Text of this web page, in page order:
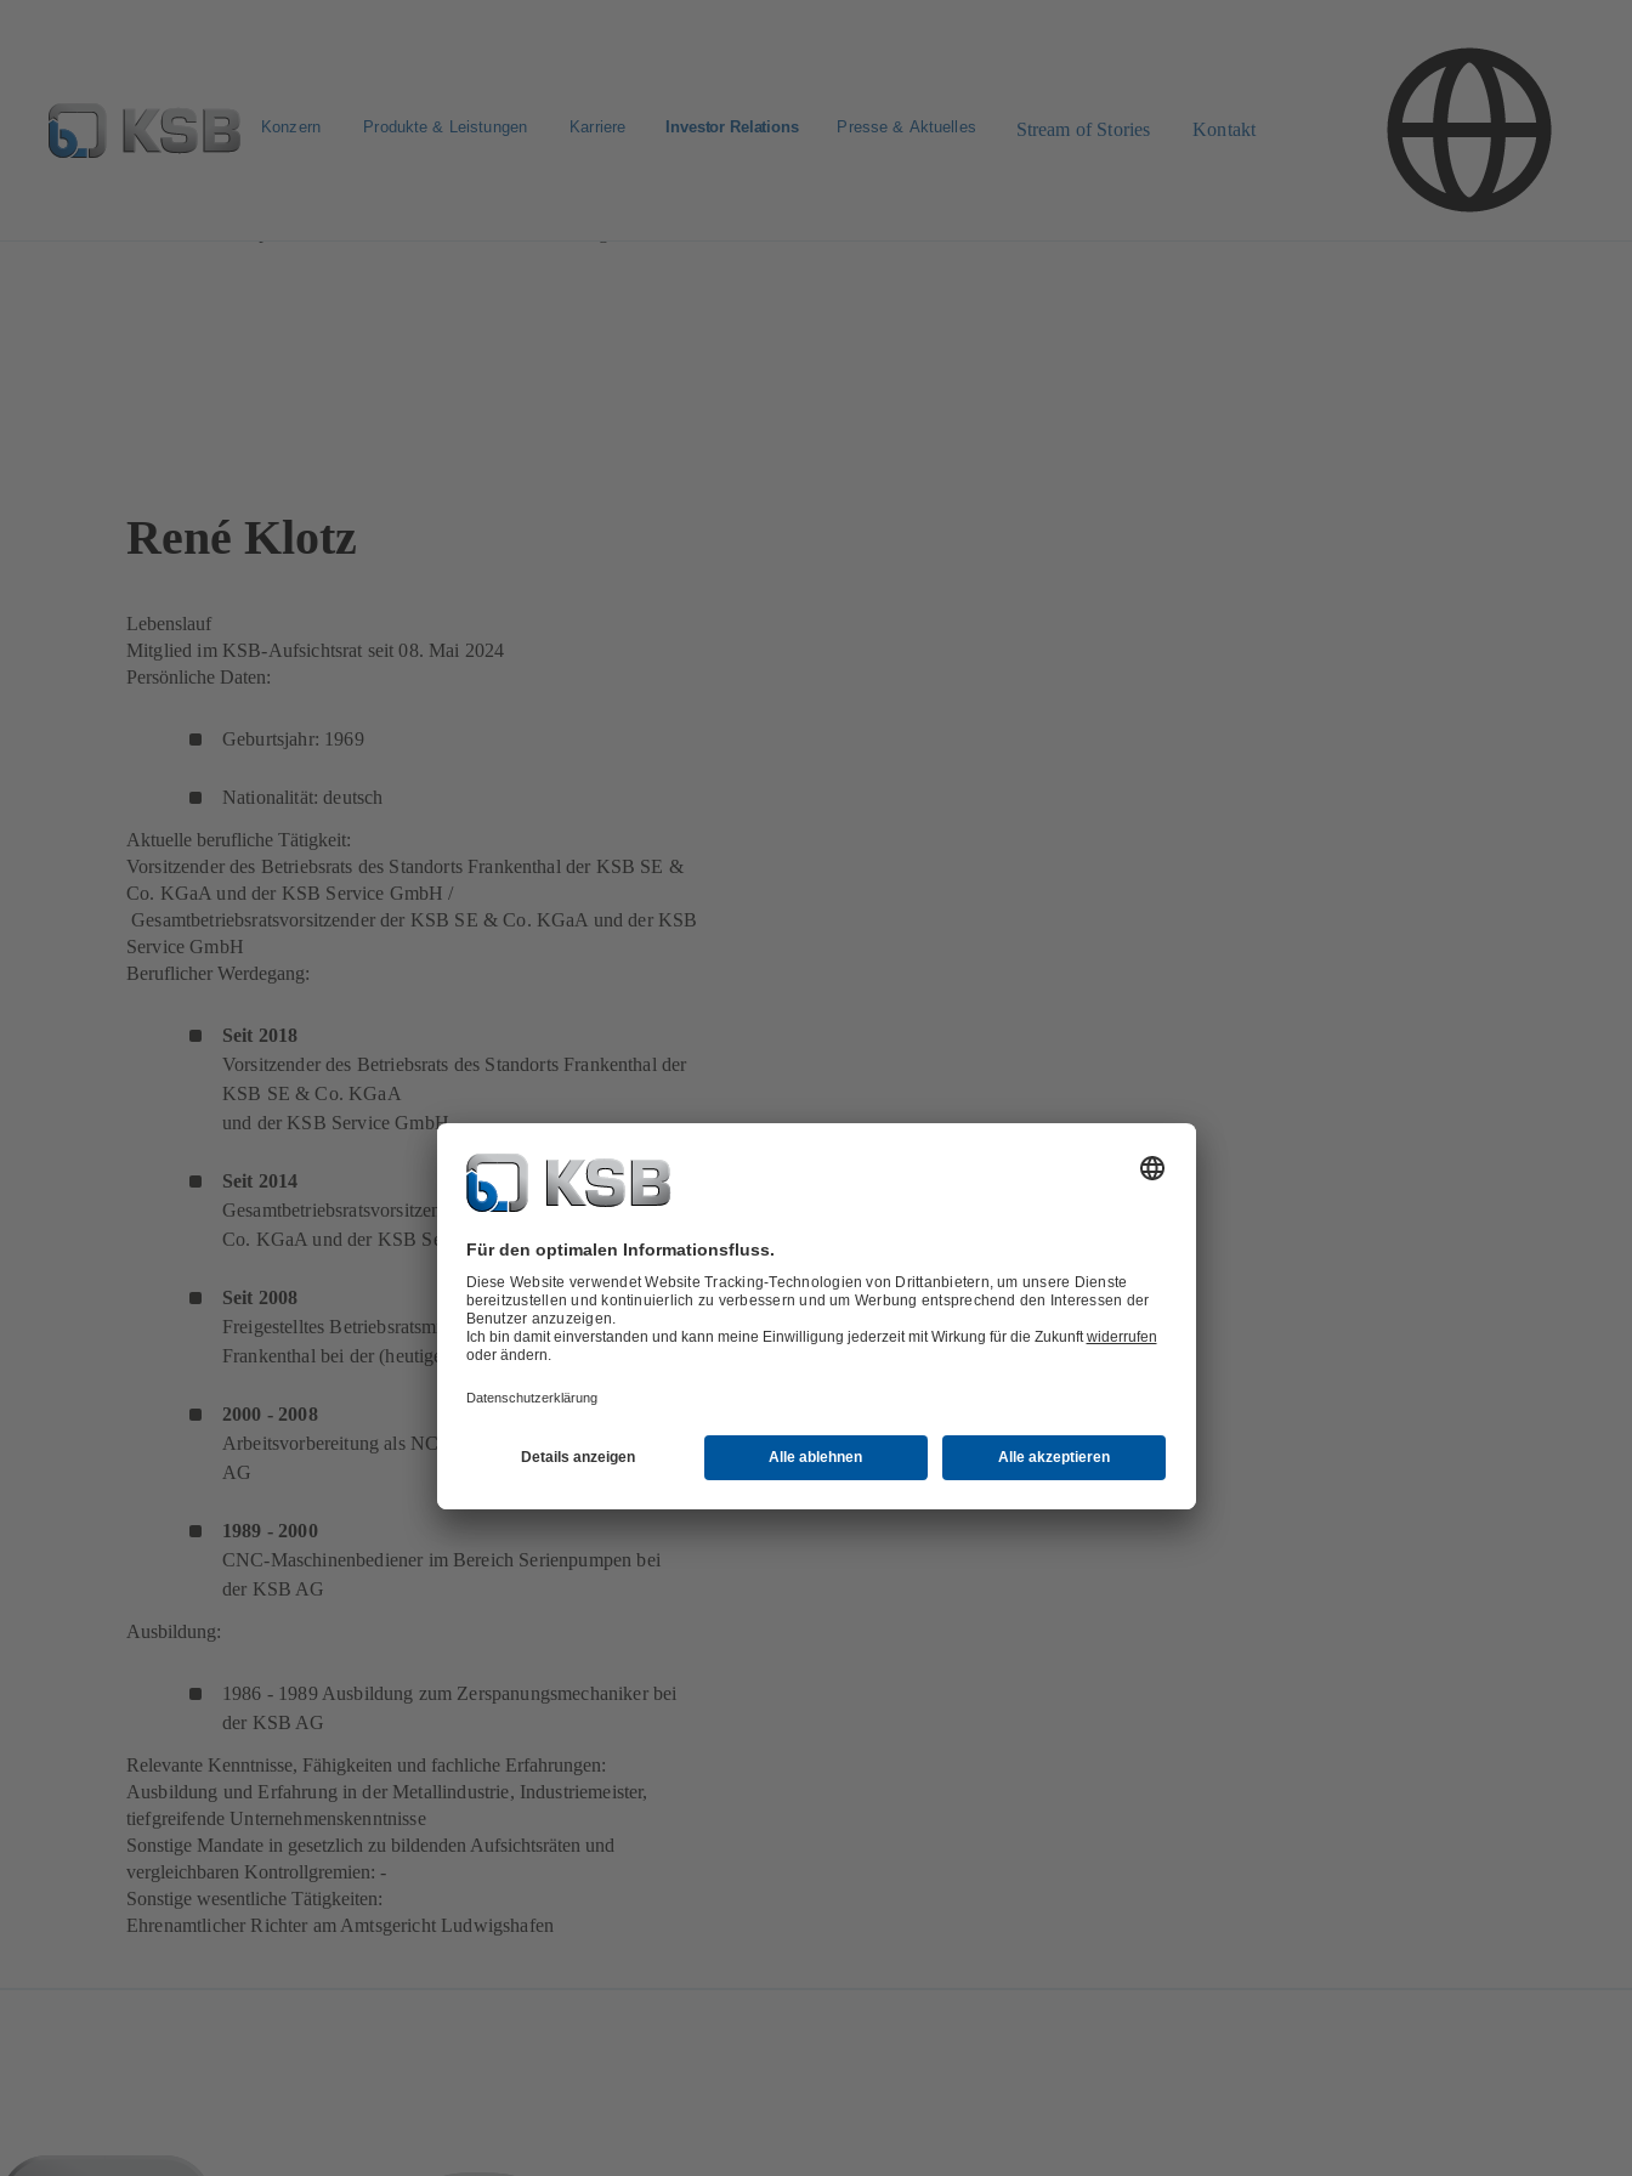
Konzern Produkte & Leistungen Karriere Investor Relations Presse & Aktuelles Stream of Stories Kontakt
René Klotz
Lebenslauf
Mitglied im KSB-Aufsichtsrat seit 08. Mai 2024
Persönliche Daten:
Geburtsjahr: 1969
Nationalität: deutsch
Aktuelle berufliche Tätigkeit:
Vorsitzender des Betriebsrats des Standorts Frankenthal der KSB SE &
Co. KGaA und der KSB Service GmbH /
Gesamtbetriebsratsvorsitzender der KSB SE & Co. KGaA und der KSB
Service GmbH
Beruflicher Werdegang:
Seit 2018
Vorsitzender des Betriebsrats des Standorts Frankenthal der
KSB SE & Co. KGaA
und der KSB Service GmbH
Seit 2014
Gesamtbetriebsratsvorsitzender der (heutigen) KSB SE &
Co. KGaA und der KSB Service GmbH
Seit 2008
Freigestelltes Betriebsratsmitglied des Standorts
Frankenthal bei der (heutigen) KSB SE & Co. KGaA
2000 - 2008
Arbeitsvorbereitung als NC-Programmierer bei der KSB
AG
1989 - 2000
CNC-Maschinenbediener im Bereich Serienpumpen bei
der KSB AG
Ausbildung:
1986 - 1989 Ausbildung zum Zerspanungsmechaniker bei
der KSB AG
Relevante Kenntnisse, Fähigkeiten und fachliche Erfahrungen:
Ausbildung und Erfahrung in der Metallindustrie, Industriemeister,
tiefgreifende Unternehmenskenntnisse
Sonstige Mandate in gesetzlich zu bildenden Aufsichtsräten und
vergleichbaren Kontrollgremien: -
Sonstige wesentliche Tätigkeiten:
Ehrenamtlicher Richter am Amtsgericht Ludwigshafen